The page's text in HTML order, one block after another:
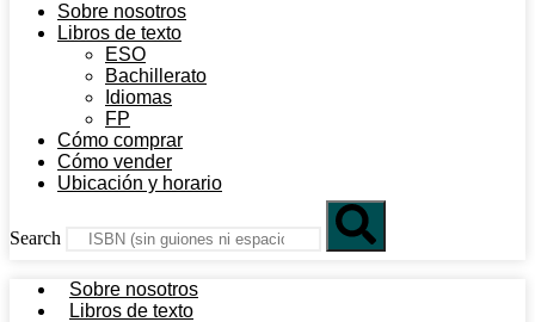
Sobre nosotros
Libros de texto
ESO
Bachillerato
Idiomas
FP
Cómo comprar
Cómo vender
Ubicación y horario
Search
Sobre nosotros
Libros de texto